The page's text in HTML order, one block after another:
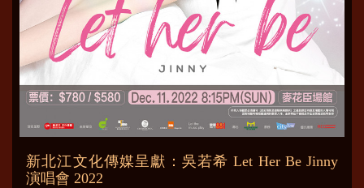
新北江文化傳媒呈獻：吳若希 Let Her Be Jinny
演唱會 2022